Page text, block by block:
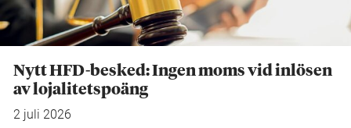
Nytt HFD-besked: Ingen moms vid inlösen
av lojalitetspoäng
2 juli 2026